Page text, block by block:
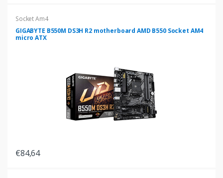
Socket Am4
GIGABYTE B550M DS3H R2 motherboard AMD B550 Socket AM4
micro ATX
€84,64